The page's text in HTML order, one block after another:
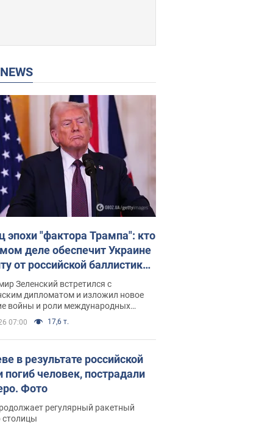
NEWS
эпохи "фактора Трампа": кто
деле обеспечит Украине
от российской баллистики.
с Безсмертным
Зеленский встретился с
дипломатом и изложил новое
войны и роли международных
в борьбе с Россией
07:00 17,6 т.
в результате российской
погиб человек, пострадали
Фото
регулярный ракетный
столицы